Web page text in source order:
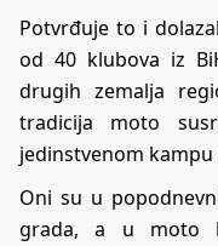
Potvrđuje to i
od 40 klubova iz
drugih zemalja
tradicija moto
jedinstvenom
Oni su u
grada, a u moto